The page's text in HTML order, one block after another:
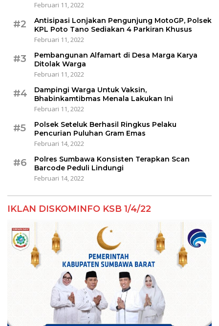
Februari 11, 2022
#2
Antisipasi Lonjakan Pengunjung MotoGP, Polsek
KPL Poto Tano Sediakan 4 Parkiran Khusus
Februari 11, 2022
#3
Pembangunan Alfamart di Desa Marga Karya
Ditolak Warga
Februari 11, 2022
#4
Dampingi Warga Untuk Vaksin,
Bhabinkamtibmas Menala Lakukan Ini
Februari 11, 2022
#5
Polsek Seteluk Berhasil Ringkus Pelaku
Pencurian Puluhan Gram Emas
Februari 14, 2022
#6
Polres Sumbawa Konsisten Terapkan Scan
Barcode Peduli Lindungi
Februari 14, 2022
IKLAN DISKOMINFO KSB 1/4/22